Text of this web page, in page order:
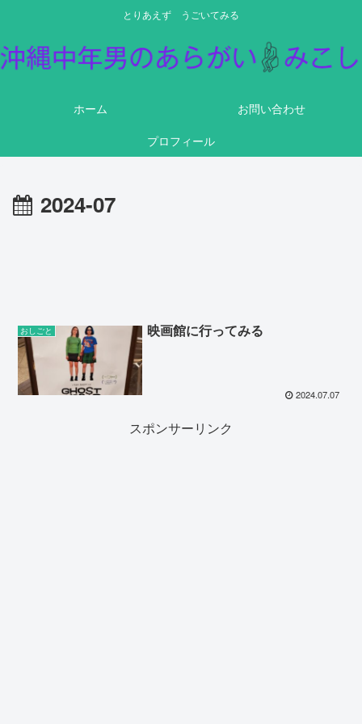
とりあえず うごいてみる
ホーム
お問い合わせ
プロフィール
2024-07
おしごと 映画館に行ってみる
2024.07.07
スポンサーリンク